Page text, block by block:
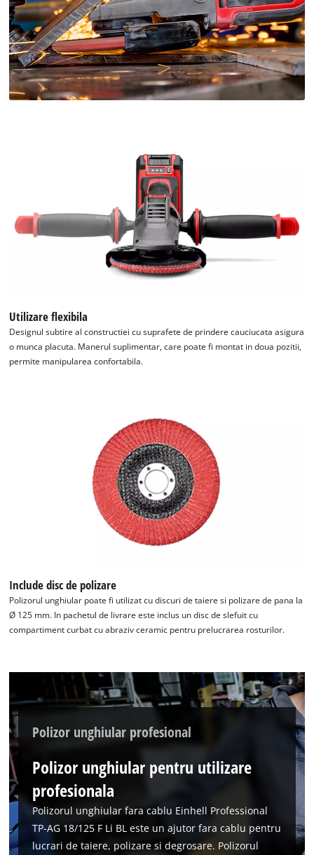
Utilizare flexibila
Designul subtire al constructiei cu suprafete de prindere cauciucata asigura
o munca placuta. Manerul suplimentar, care poate fi montat in doua pozitii,
permite manipularea confortabila.
Include disc de polizare
Polizorul unghiular poate fi utilizat cu discuri de taiere si polizare de pana la
Ø 125 mm. In pachetul de livrare este inclus un disc de slefuit cu
compartiment curbat cu abraziv ceramic pentru prelucrarea rosturilor.
Polizor unghiular profesional
Polizor unghiular pentru utilizare
profesionala
Polizorul unghiular fara cablu Einhell Professional
TP-AG 18/125 F Li BL este un ajutor fara cablu pentru
lucrari de taiere, polizare si degrosare. Polizorul